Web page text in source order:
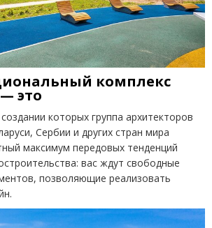
комплекс
— это
которых группа архитекторов
Сербии и других стран мира
максимум передовых тенденций
вас ждут свободные
позволяющие реализовать